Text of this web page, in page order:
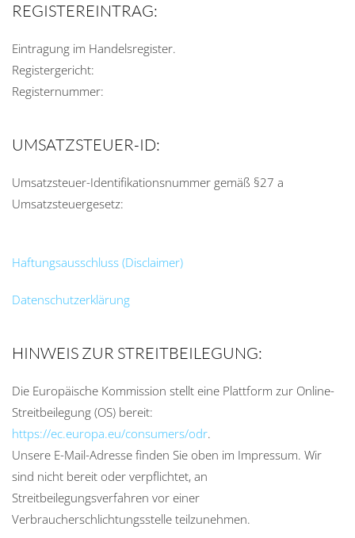
REGISTEREINTRAG:
Eintragung im Handelsregister.
Registergericht:
Registernummer:
UMSATZSTEUER-ID:
Umsatzsteuer-Identifikationsnummer gemäß §27 a
Umsatzsteuergesetz:
Haftungsausschluss (Disclaimer)
Datenschutzerklärung
HINWEIS ZUR STREITBEILEGUNG:
Die Europäische Kommission stellt eine Plattform zur Online-
Streitbeilegung (OS) bereit:
https://ec.europa.eu/consumers/odr.
Unsere E-Mail-Adresse finden Sie oben im Impressum. Wir
sind nicht bereit oder verpflichtet, an
Streitbeilegungsverfahren vor einer
Verbraucherschlichtungsstelle teilzunehmen.